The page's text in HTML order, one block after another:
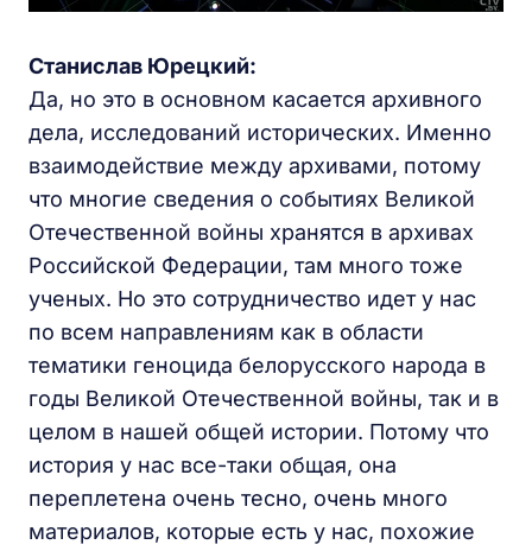
Станислав Юрецкий:
Да, но это в основном касается архивного
дела, исследований исторических. Именно
взаимодействие между архивами, потому
что многие сведения о событиях Великой
Отечественной войны хранятся в архивах
Российской Федерации, там много тоже
ученых. Но это сотрудничество идет у нас
по всем направлениям как в области
тематики геноцида белорусского народа в
годы Великой Отечественной войны, так и в
целом в нашей общей истории. Потому что
история у нас все-таки общая, она
переплетена очень тесно, очень много
материалов, которые есть у нас, похожие